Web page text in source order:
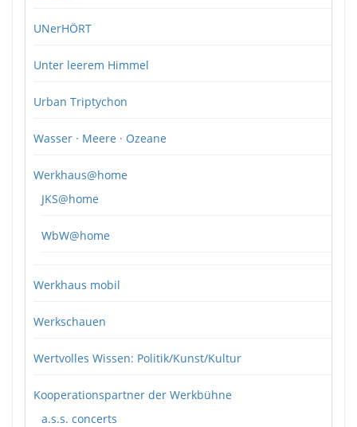
UNerHÖRT
Unter leerem Himmel
Urban Triptychon
Wasser · Meere · Ozeane
Werkhaus@home
JKS@home
WbW@home
Werkhaus mobil
Werkschauen
Wertvolles Wissen: Politik/Kunst/Kultur
Kooperationspartner der Werkbühne
a.s.s. concerts